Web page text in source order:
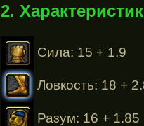
2.
Сила: 15 + 1.9
Ловкость: 18 +
Разум: 16 + 1.85